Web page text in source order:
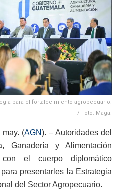
para el fortalecimiento agropecuario.
/ Foto: Maga.
may. (AGN). – Autoridades del
Ganadería y Alimentación
el cuerpo diplomático
presentarles la Estrategia
del Sector Agropecuario.